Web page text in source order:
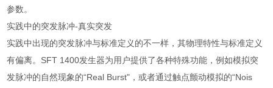
参数。
实践中的突发脉冲-真实突发
实践中出现的突发脉冲与标准定义的不一样，其物理特性与标准定义
有偏离。 SFT 1400发生器为用户提供了各种特殊功能，例如模拟突
发脉冲的自然现象的“Real Burst"，或者通过触点颤动模拟的“Nois